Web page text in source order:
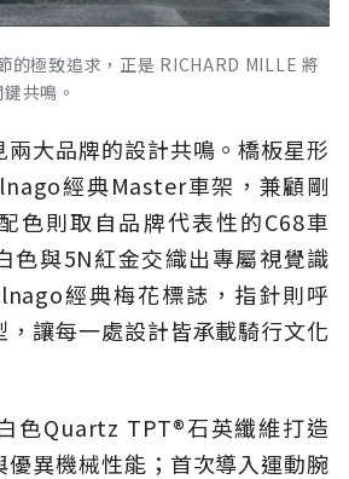
極致追求，正是 RICHARD MILLE 將
共鳴。
大品牌的設計共鳴。橋板星形
經典Master車架，兼顧剛
色則取自品牌代表性的C68車
色與5N紅金交織出專屬視覺識
經典梅花標誌，指針則呼
讓每一處設計皆承載騎行文化
色Quartz TPT®石英纖維打造
優異機械性能；首次導入運動腕